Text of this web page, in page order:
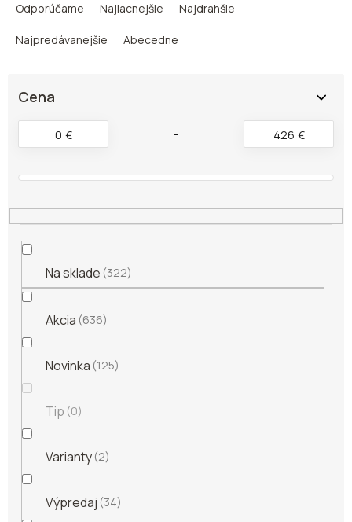
e
t
o
Odporúčame Najlacnejšie Najdrahšie
Najpredávanejšie Abecedne
Cena
€
0 €
426
Na sklade 322
Akcia 636
Novinka 125
Tip 0
Varianty 2
Výpredaj 34